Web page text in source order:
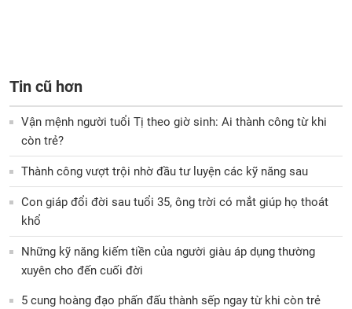
Tin cũ hơn
Vận mệnh người tuổi Tị theo giờ sinh: Ai thành công từ khi
còn trẻ?
Thành công vượt trội nhờ đầu tư luyện các kỹ năng sau
Con giáp đổi đời sau tuổi 35, ông trời có mắt giúp họ thoát
khổ
Những kỹ năng kiếm tiền của người giàu áp dụng thường
xuyên cho đến cuối đời
5 cung hoàng đạo phấn đấu thành sếp ngay từ khi còn trẻ